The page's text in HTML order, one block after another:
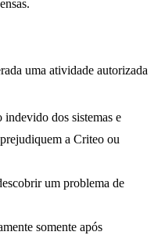
uma atividade autorizada
dos sistemas e
a Criteo ou
um problema de
somente após